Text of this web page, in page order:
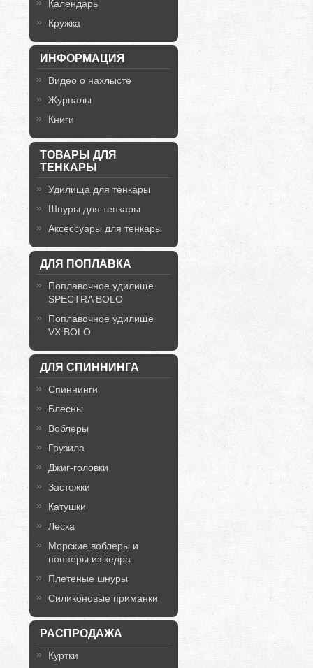
Календарь
Кружка
ИНФОРМАЦИЯ
Видео о нахлысте
Журналы
Книги
ТОВАРЫ ДЛЯ
ТЕНКАРЫ
Удилища для тенкары
Шнуры для тенкары
Аксессуары для тенкары
ДЛЯ ПОПЛАВКА
Поплавочное удилище
SPECTRA BOLO
Поплавочное удилище
VX BOLO
ДЛЯ СПИННИНГА
Спиннинги
Блесны
Воблеры
Грузила
Джиг-головки
Застежки
Катушки
Леска
Морские воблеры и
попперы из кедра
Плетеные шнуры
Силиконовые приманки
РАСПРОДАЖА
Куртки